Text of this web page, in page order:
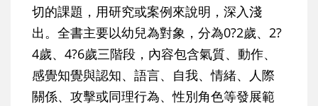
切的課題，用研究或案例來說明，深入淺
出。全書主要以幼兒為對象，分為0?2歲、2?
4歲、4?6歲三階段，內容包含氣質、動作、
感覺知覺與認知、語言、自我、情緒、人際
關係、攻擊或同理行為、性別角色等發展範